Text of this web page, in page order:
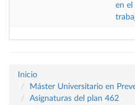
en el
Inicio
Máster Universitario en
Asignaturas del plan 462